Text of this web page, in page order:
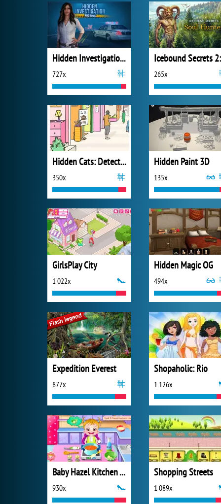
Hidden Investigation: Who Did It?
727x 265x
Hidden Cats: Detective Agency
350x
Hidden Paint 3D
135x
GirlsPlay City
1 022x
Hidden Magic OG
494x
Expedition Everest
877x
Shopaholic: Rio
1 126x
Baby Hazel Kitchen Time
930x
Shopping Streets
1 089x